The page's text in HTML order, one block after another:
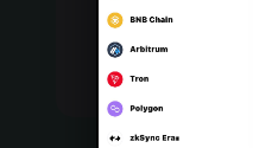
Português (Portugal)
Bahasa Indonesia